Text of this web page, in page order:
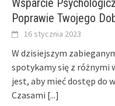
Wsparcie
Poprawie Twojego
16 stycznia 2023
W dzisiejszym
spotykamy się z różnymi
jest, aby mieć dostęp do
Czasami [...]